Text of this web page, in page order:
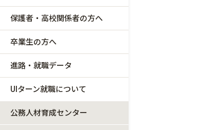
保護者・高校関係者の方へ
卒業生の方へ
進路・就職データ
UIターン就職について
公務人材育成センター